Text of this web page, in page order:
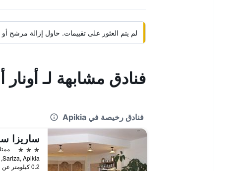
لم يتم العثور على تقييمات. حاول إزالة
فنادق مشابهة لـ
فنادق رخيصة في Apikia
ساريزا
3 نجوم
ممتاز
Sariza, Apikia, اليونان
0.2 كيلومتر عن وسط المدينة